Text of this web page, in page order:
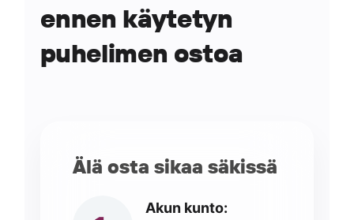
ennen käytetyn
puhelimen ostoa
Älä osta sikaa säkissä
Akun kunto: